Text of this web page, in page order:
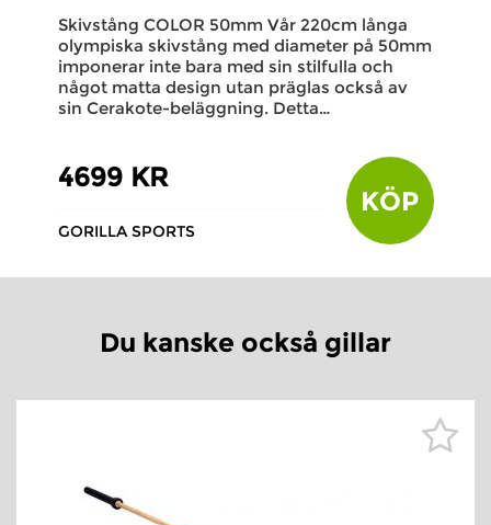
Skivstång COLOR 50mm Vår 220cm långa
olympiska skivstång med diameter på 50mm
imponerar inte bara med sin stilfulla och
något matta design utan präglas också av
sin Cerakote-beläggning. Detta…
4699 KR
GORILLA SPORTS
KÖP
Du kanske också gillar